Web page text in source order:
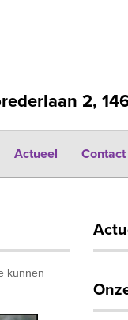
2,
Actueel Contact
kunnen